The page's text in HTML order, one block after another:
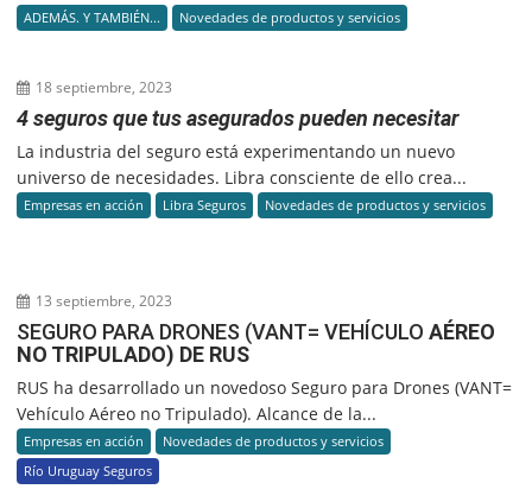
ADEMÁS. Y TAMBIÉN... Novedades de productos y servicios
18 septiembre, 2023
4 seguros que tus asegurados pueden necesitar
La industria del seguro está experimentando un nuevo
universo de necesidades. Libra consciente de ello crea...
Empresas en acción Libra Seguros Novedades de productos y servicios
13 septiembre, 2023
SEGURO PARA DRONES (VANT= VEHÍCULOAÉREO
NO TRIPULADO) DE RUS
RUS ha desarrollado un novedoso Seguro para Drones (VANT=
Vehículo Aéreo no Tripulado). Alcance de la...
Empresas en acción
Novedades de productos y servicios
Río Uruguay Seguros